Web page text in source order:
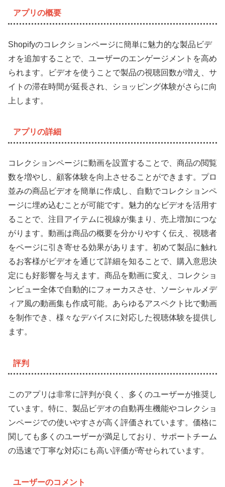
アプリの概要
Shopifyのコレクションページに簡単に魅力的な製品ビデ
オを追加することで、ユーザーのエンゲージメントを高め
られます。ビデオを使うことで製品の視聴回数が増え、サ
イトの滞在時間が延長され、ショッピング体験がさらに向
上します。
アプリの詳細
コレクションページに動画を設置することで、商品の閲覧
数を増やし、顧客体験を向上させることができます。プロ
並みの商品ビデオを簡単に作成し、自動でコレクションペ
ージに埋め込むことが可能です。魅力的なビデオを活用す
ることで、注目アイテムに視線が集まり、売上増加につな
がります。動画は商品の概要を分かりやすく伝え、視聴者
をページに引き寄せる効果があります。初めて製品に触れ
るお客様がビデオを通じて詳細を知ることで、購入意思決
定にも好影響を与えます。商品を動画に変え、コレクショ
ンビュー全体で自動的にフォーカスさせ、ソーシャルメデ
ィア風の動画集も作成可能。あらゆるアスペクト比で動画
を制作でき、様々なデバイスに対応した視聴体験を提供し
ます。
評判
このアプリは非常に評判が良く、多くのユーザーが推奨し
ています。特に、製品ビデオの自動再生機能やコレクショ
ンページでの使いやすさが高く評価されています。価格に
関しても多くのユーザーが満足しており、サポートチーム
の迅速で丁寧な対応にも高い評価が寄せられています。
ユーザーのコメント